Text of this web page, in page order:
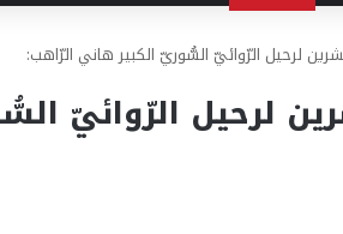
لرحيل الرّوائيّ السُّوريّ الكبير هاني الرّاهب:
لرحيل الرّوائيّ